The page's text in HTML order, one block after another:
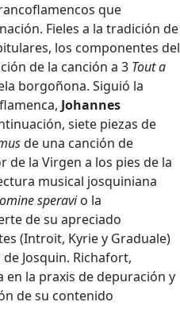
que
Fieles a la tradición de
los componentes del
de la canción a 3 Tout a
borgoñona. Siguió la
Johannes
siete piezas de
de una canción de
de la Virgen a los pies de la
musical josquiniana
speravio la
de su apreciado
(Introit, Kyrie y Graduale)
Josquin. Richafort,
la praxis de depuración y
de su contenido